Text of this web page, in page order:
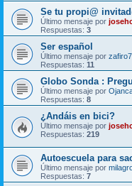
Se tu propi@
Último mensaje por
Respuestas: 3
Ser español
Último mensaje por
Respuestas: 11
Globo Sonda :
Último mensaje por
Respuestas: 8
¿Andáis en bici?
Último mensaje por
Respuestas: 219
Autoescuela para
Último mensaje por
Respuestas: 7